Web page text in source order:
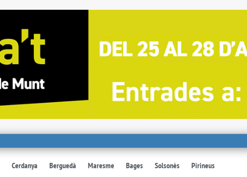
Cerdanya Berguedà Maresme Bages Solsonès Pirineus